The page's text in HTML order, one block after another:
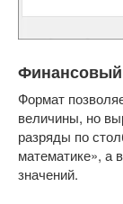
Финансовый
Формат
величины, но
разряды по
математике», а
значений.